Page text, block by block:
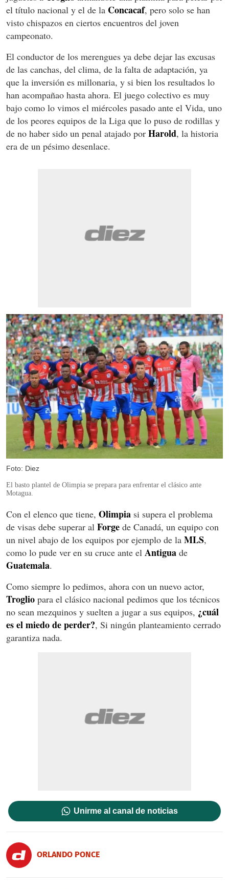
el título nacional y el de la Concacaf, pero solo se han
visto chispazos en ciertos encuentros del joven
campeonato.
El conductor de los merengues ya debe dejar las excusas
de las canchas, del clima, de la falta de adaptación, ya
que la inversión es millonaria, y si bien los resultados lo
han acompañao hasta ahora. El juego colectivo es muy
bajo como lo vimos el miércoles pasado ante el Vida, uno
de los peores equipos de la Liga que lo puso de rodillas y
de no haber sido un penal atajado por Harold, la historia
era de un pésimo desenlace.
Foto: Diez
El basto plantel de Olimpia se prepara para enfrentar el clásico ante
Motagua.
Con el elenco que tiene, Olimpia si supera el problema
de visas debe superar al Forge de Canadá, un equipo con
un nivel abajo de los equipos por ejemplo de la MLS,
como lo pude ver en su cruce ante el Antigua de
Guatemala.
Como siempre lo pedimos, ahora con un nuevo actor,
Troglio para el clásico nacional pedimos que los técnicos
no sean mezquinos y suelten a jugar a sus equipos, ¿cuál
es el miedo de perder?, Si ningún planteamiento cerrado
garantiza nada.
Unirme al canal de noticias
ORLANDO PONCE